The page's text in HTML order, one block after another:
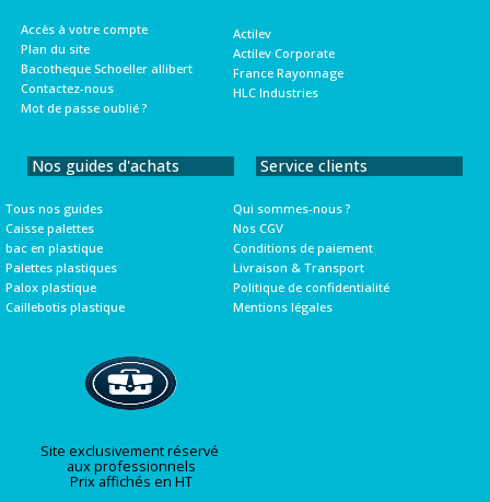
Accès à votre compte
Plan du site
Bacotheque Schoeller allibert
Contactez-nous
Mot de passe oublié ?
Actilev
Actilev Corporate
France Rayonnage
HLC Industries
Nos guides d'achats
Tous nos guides
Caisse palettes
bac en plastique
Palettes plastiques
Palox plastique
Caillebotis plastique
Service clients
Qui sommes-nous ?
Nos CGV
Conditions de paiement
Livraison & Transport
Politique de confidentialité
Mentions légales
Site exclusivement réservé
aux professionnels
Prix affichés en HT